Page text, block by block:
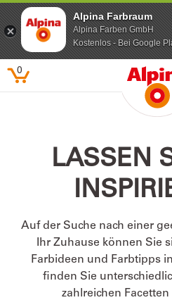
Beliebte Suchbegriffe
Kinderzimmer
Farbenfreunde
0
LASSEN
Auf der Suche nach einer
Ihr Zuhause können Sie
Farbideen und Farbtipps
finden Sie
zahlreichen
Alpina Farbraum
Alpina Farben GmbH
Kostenlos - Bei Google
Alpina Farbraum
Alpina Farben GmbH
Kostenlos - Bei Google